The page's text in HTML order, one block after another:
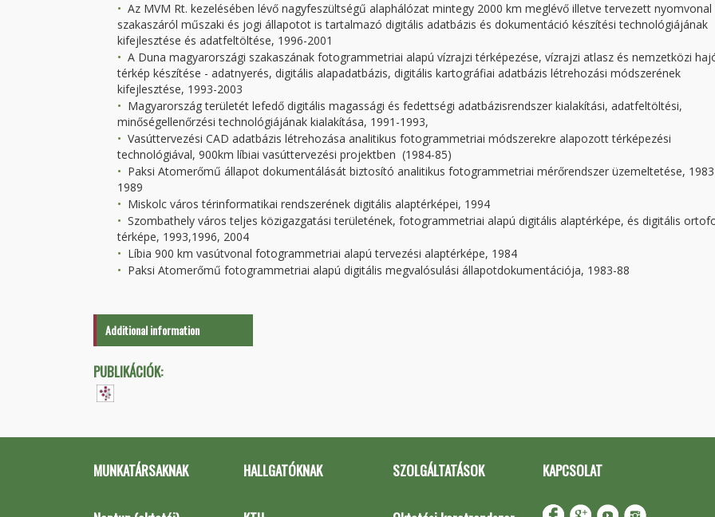
Az MVM Rt. kezelésében lévő nagyfeszültségű alaphálózat mintegy 2000 km meglévő illetve tervezett nyomvonal
szakaszáról műszaki és jogi állapotot is tartalmazó digitális adatbázis és dokumentáció készítési technológiájának
kifejlesztése és adatfeltöltése, 1996-2001
A Duna magyarországi szakaszának fotogrammetriai alapú vízrajzi térképezése, vízrajzi atlasz és nemzetközi
térkép készítése - adatnyerés, digitális alapadatbázis, digitális kartográfiai adatbázis létrehozási módszerének
kifejlesztése, 1993-2003
Magyarország területét lefedő digitális magassági és fedettségi adatbázisrendszer kialakítási, adatfeltöltési,
minőségellenőrzési technológiájának kialakítása, 1991-1993,
Vasúttervezési CAD adatbázis létrehozása analitikus fotogrammetriai módszerekre alapozott térképezési
technológiával, 900km líbiai vasúttervezési projektben (1984-85)
Paksi Atomerőmű állapot dokumentálását biztosító analitikus fotogrammetriai mérőrendszer üzemeltetése,
1989
Miskolc város térinformatikai rendszerének digitális alaptérképei, 1994
Szombathely város teljes közigazgatási területének, fotogrammetriai alapú digitális alaptérképe, és digitális
térképe, 1993,1996, 2004
Líbia 900 km vasútvonal fotogrammetriai alapú tervezési alaptérképe, 1984
Paksi Atomerőmű fotogrammetriai alapú digitális megvalósulási állapotdokumentációja, 1983-88
Additional information
PUBLIKÁCIÓK:
MUNKATÁRSAKNAK HALLGATÓKNAK SZOLGÁLTATÁSOK KAPCSOLAT